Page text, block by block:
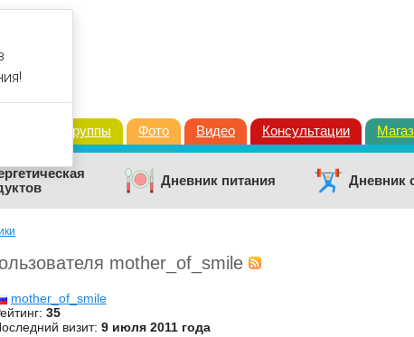
Группы Фото Видео Консультации
Дневник питания Дневник
mother_of_smile
mother_of_smile
35
визит: 9 июля 2011 года